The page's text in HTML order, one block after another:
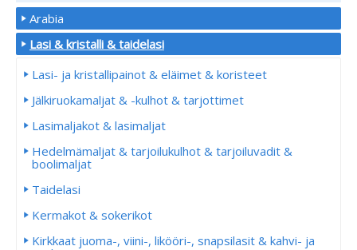
Arabia
Lasi & kristalli & taidelasi
Lasi- ja kristallipainot & eläimet & koristeet
Jälkiruokamaljat & -kulhot & tarjottimet
Lasimaljakot & lasimaljat
Hedelmämaljat & tarjoilukulhot & tarjoiluvadit &
boolimaljat
Taidelasi
Kermakot & sokerikot
Kirkkaat juoma-, viini-, likööri-, snapsilasit & kahvi- ja